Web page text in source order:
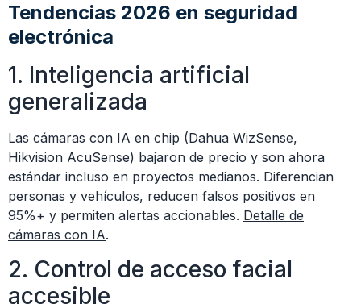
Tendencias 2026 en seguridad
electrónica
1. Inteligencia artificial
generalizada
Las cámaras con IA en chip (Dahua WizSense,
Hikvision AcuSense) bajaron de precio y son ahora
estándar incluso en proyectos medianos. Diferencian
personas y vehículos, reducen falsos positivos en
95%+ y permiten alertas accionables. Detalle de
cámaras con IA.
2. Control de acceso facial
accesible